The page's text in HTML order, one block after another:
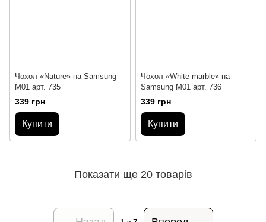
Чохол «Nature» на Samsung
M01 арт. 735
339 грн
Купити
Чохол «White marble» на
Samsung M01 арт. 736
339 грн
Купити
Показати ще 20 товарів